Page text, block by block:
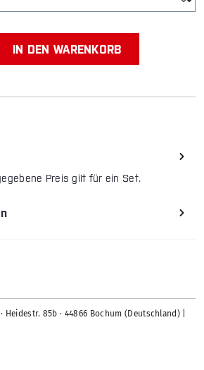
den gewünschten Wert ein
IN DEN WARENKORB
Preis gilt für ein Set.
Heidestr. 85b · 44866 Bochum (Deutschland) |